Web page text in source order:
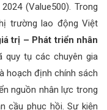
(Value500). Trong
trường lao động Việt
trị – Phát triển nhân
quy tụ các chuyên gia
hoạch định chính sách
nguồn nhân lực trong
cầu phục hồi. Sự kiện